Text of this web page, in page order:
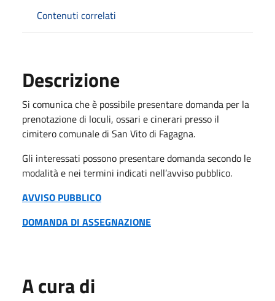
Contenuti correlati
Descrizione
Si comunica che è possibile presentare domanda per la
prenotazione di loculi, ossari e cinerari presso il
cimitero comunale di San Vito di Fagagna.
Gli interessati possono presentare domanda secondo le
modalità e nei termini indicati nell’avviso pubblico.
AVVISO PUBBLICO
DOMANDA DI ASSEGNAZIONE
A cura di